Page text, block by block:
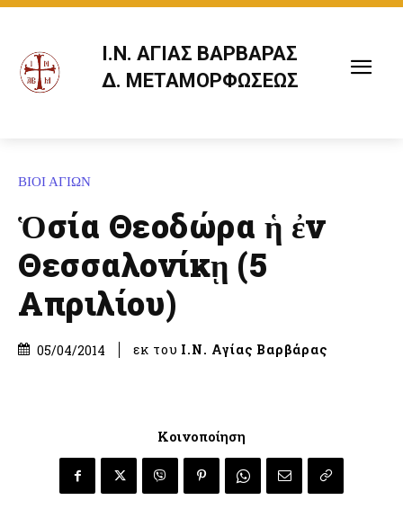
Ι.Ν. ΑΓΙΑΣ ΒΑΡΒΑΡΑΣ
Δ. ΜΕΤΑΜΟΡΦΩΣΕΩΣ
ΒΙΟΙ ΑΓΙΩΝ
Ὁσία Θεοδώρα ἡ ἐν
Θεσσαλονίκῃ (5
Απριλίου)
05/04/2014 εκ του Ι.Ν. Αγίας Βαρβάρας
Κοινοποίηση